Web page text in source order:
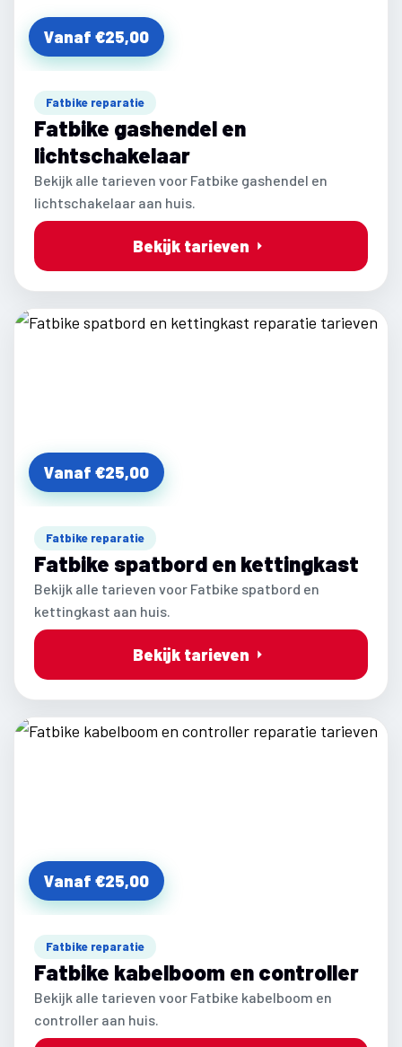
Vanaf €25,00
Fatbike reparatie
Fatbike gashendel en
lichtschakelaar
Bekijk alle tarieven voor Fatbike gashendel en
lichtschakelaar aan huis.
Bekijk tarieven
Vanaf €25,00
Fatbike reparatie
Fatbike spatbord en kettingkast
Bekijk alle tarieven voor Fatbike spatbord en
kettingkast aan huis.
Bekijk tarieven
Vanaf €25,00
Fatbike reparatie
Fatbike kabelboom en controller
Bekijk alle tarieven voor Fatbike kabelboom en
controller aan huis.